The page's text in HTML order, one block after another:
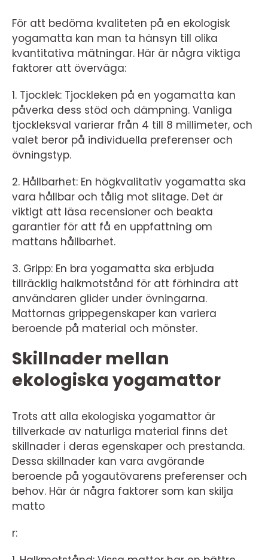
För att bedöma kvaliteten på en ekologisk
yogamatta kan man ta hänsyn till olika
kvantitativa mätningar. Här är några viktiga
faktorer att överväga:
1. Tjocklek: Tjockleken på en yogamatta kan
påverka dess stöd och dämpning. Vanliga
tjockleksval varierar från 4 till 8 millimeter, och
valet beror på individuella preferenser och
övningstyp.
2. Hållbarhet: En högkvalitativ yogamatta ska
vara hållbar och tålig mot slitage. Det är
viktigt att läsa recensioner och beakta
garantier för att få en uppfattning om
mattans hållbarhet.
3. Gripp: En bra yogamatta ska erbjuda
tillräcklig halkmotstånd för att förhindra att
användaren glider under övningarna.
Mattornas grippegenskaper kan variera
beroende på material och mönster.
Skillnader mellan
ekologiska yogamattor
Trots att alla ekologiska yogamattor är
tillverkade av naturliga material finns det
skillnader i deras egenskaper och prestanda.
Dessa skillnader kan vara avgörande
beroende på yogautövarens preferenser och
behov. Här är några faktorer som kan skilja
matto
r: